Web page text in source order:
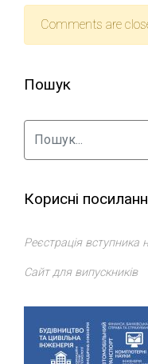
Comments are
Пошук
Корисні
Реєстрація вступника
Сайт для випускників